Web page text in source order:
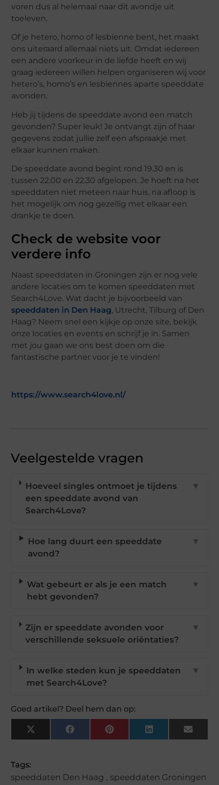
voren dus al helemaal naar dit avondje uit
toeleven.
Of je hetero, homo of lesbienne bent, het maakt
ons uiteraard allemaal niets uit. Omdat iedereen
een andere voorkeur in de liefde heeft en wij
graag iedereen willen helpen organiseren wij voor
hetero’s, homo’s en lesbiennes aparte speeddate
avonden.
Heb jij tijdens de speeddate avond een match
gevonden? Super leuk! Je ontvangt zijn of haar
gegevens zodat jullie zelf een afspraakje met
elkaar kunnen maken.
De speeddate avond begint rond 19.30 en is
tussen 22.00 en 22.30 afgelopen. Je hoeft na het
speeddaten niet meteen naar huis, na afloop is
het mogelijk om nog gezellig met elkaar een
drankje te doen.
Check de website voor
verdere info
Naast speeddaten in Groningen zijn er nog vele
andere locaties om te komen speeddaten met
Search4Love. Wat dacht je bijvoorbeeld van
speeddaten in Den Haag, Utrecht, Tilburg of Den
Haag? Neem snel een kijkje op onze site, bekijk
onze locaties en events en schrijf je in. Samen
met jou gaan we ons best doen om die
fantastische partner voor je te vinden!
https://www.search4love.nl/
Veelgestelde vragen
Hoeveel singles ontmoet je tijdens
een speeddate avond van
Search4Love?
▼
Hoe lang duurt een speeddate
avond?
▼
Wat gebeurt er als je een match
hebt gevonden?
▼
Zijn er speeddate avonden voor
verschillende seksuele oriëntaties?
▼
In welke steden kun je speeddaten
met Search4Love?
▼
Goed artikel? Deel hem dan op:
X
(Twitter)
FacebookPinterestLinkedInEmail
Tags:
speeddaten Den Haag , speeddaten Groningen